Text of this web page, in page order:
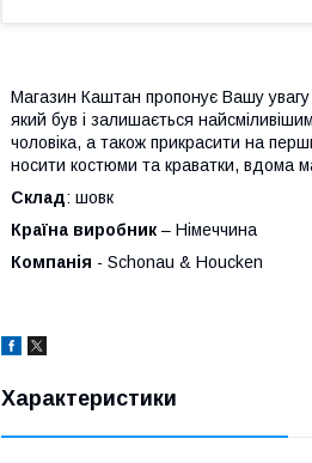
Магазин Каштан пропонує Вашу увагу
який був і залишається
чоловіка, а також прикрасити на
носити костюми та краватки, вдома
Склад: шовк
Країна виробник – Німеччина
Компанія - Schonau & Houcken
Характеристики